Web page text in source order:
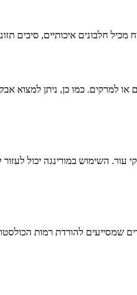
מכיל חלבונים איכותיים,
למרקים. כמו כן, ניתן למצוא
עור. השימוש במורינגה יכול
שמסייעים להורדת רמות